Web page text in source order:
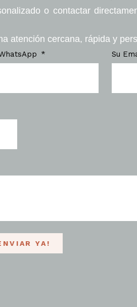
o contactar
atención cercana, rápida y
Su
YA!